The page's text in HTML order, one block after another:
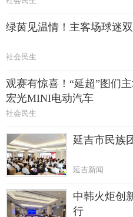
绿茵见温情！主客场球迷
社会民生
观赛有惊喜！“延超”图们
宏光MINI电动汽车
社会民生
延吉市民族
延吉新闻
中韩火炬创
行